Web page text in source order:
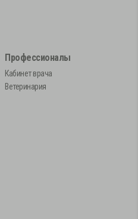
Профессионалы
Кабинет врача
Ветеринария